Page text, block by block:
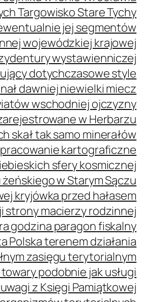
Targowisko Stare Tychy
jej segmentów
wojewódzkiej krajowej
wystawienniczej
dotychczasowe style
dawniej niewielki miecz
wschodniej ojczyzny
w Herbarzu
skał tak samo minerałów
kartograficzne
sfery kosmicznej
w Starym Sączu
kryjówka przed hałasem
strony macierzy rodzinnej
godzina paragon fiskalny
Polska terenem działania
zasięgu terytorialnym
podobnie jak usługi
z Księgi Pamiątkowej